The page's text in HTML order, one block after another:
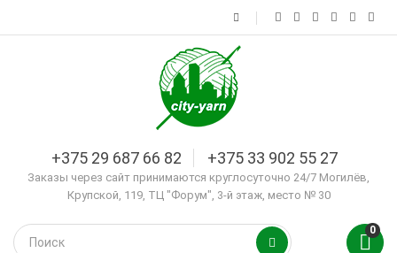
+375 29 687 66 82 +375 33 902 55 27
Заказы через сайт принимаются круглосуточно 24/7 Могилёв,
Крупской, 119, ТЦ "Форум", 3-й этаж, место № 30
0